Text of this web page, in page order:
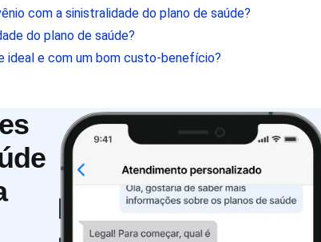
com a sinistralidade do plano de saúde?
do plano de saúde?
ideal e com um bom custo-benefício?